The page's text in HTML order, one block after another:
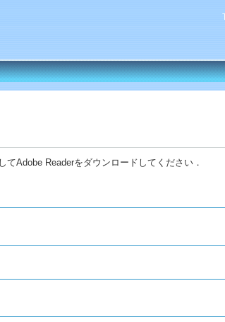
Adobe Readerをダウンロードしてください．